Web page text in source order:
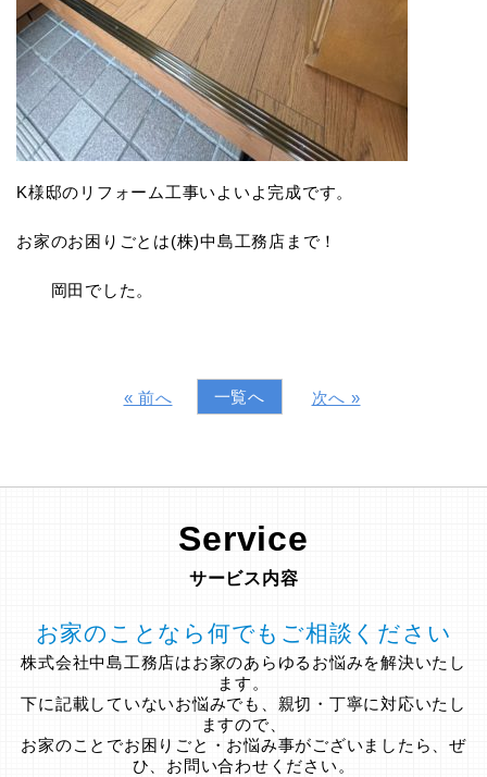
K様邸のリフォーム工事いよいよ完成です。
お家のお困りごとは(株)中島工務店まで！
岡田でした。
« 前へ 一覧へ 次へ »
Service
サービス内容
お家のことなら何でもご相談ください
株式会社中島工務店はお家のあらゆるお悩みを解決いたし
ます。
下に記載していないお悩みでも、親切・丁寧に対応いたし
ますので、
お家のことでお困りごと・お悩み事がございましたら、ぜ
ひ、お問い合わせください。